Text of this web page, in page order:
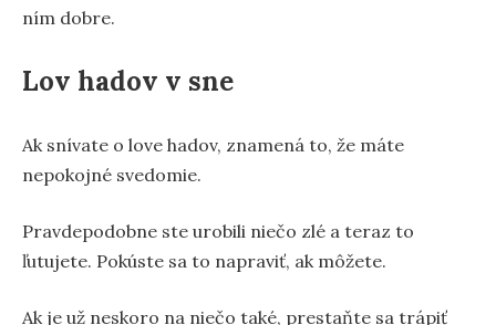
ním dobre.
Lov hadov v sne
Ak snívate o love hadov, znamená to, že máte
nepokojné svedomie.
Pravdepodobne ste urobili niečo zlé a teraz to
ľutujete. Pokúste sa to napraviť, ak môžete.
Ak je už neskoro na niečo také, prestaňte sa trápiť